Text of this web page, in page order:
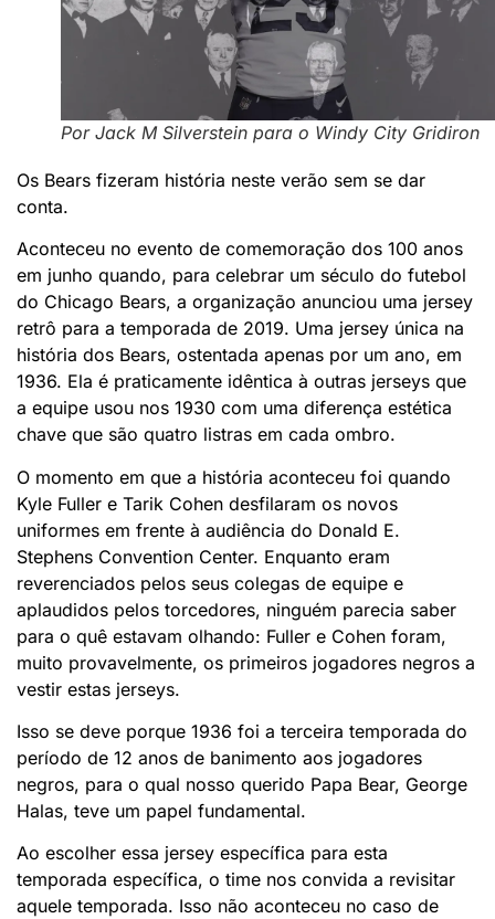
Por Jack M Silverstein para o Windy City Gridiron
Os Bears fizeram história neste verão sem se dar
conta.
Aconteceu no evento de comemoração dos 100 anos
em junho quando, para celebrar um século do futebol
do Chicago Bears, a organização anunciou uma jersey
retrô para a temporada de 2019. Uma jersey única na
história dos Bears, ostentada apenas por um ano, em
1936. Ela é praticamente idêntica à outras jerseys que
a equipe usou nos 1930 com uma diferença estética
chave que são quatro listras em cada ombro.
O momento em que a história aconteceu foi quando
Kyle Fuller e Tarik Cohen desfilaram os novos
uniformes em frente à audiência do Donald E.
Stephens Convention Center. Enquanto eram
reverenciados pelos seus colegas de equipe e
aplaudidos pelos torcedores, ninguém parecia saber
para o quê estavam olhando: Fuller e Cohen foram,
muito provavelmente, os primeiros jogadores negros a
vestir estas jerseys.
Isso se deve porque 1936 foi a terceira temporada do
período de 12 anos de banimento aos jogadores
negros, para o qual nosso querido Papa Bear, George
Halas, teve um papel fundamental.
Ao escolher essa jersey específica para esta
temporada específica, o time nos convida a revisitar
aquele temporada. Isso não aconteceu no caso de